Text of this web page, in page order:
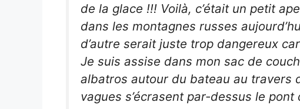
de la glace !!! Voilà, c’était un petit
dans les montagnes russes
d’autre serait juste trop dangereux
Je suis assise dans mon sac de
albatros autour du bateau au travers
vagues s’écrasent par-dessus le